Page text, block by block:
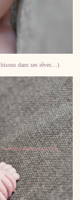
dans ses rêves…)